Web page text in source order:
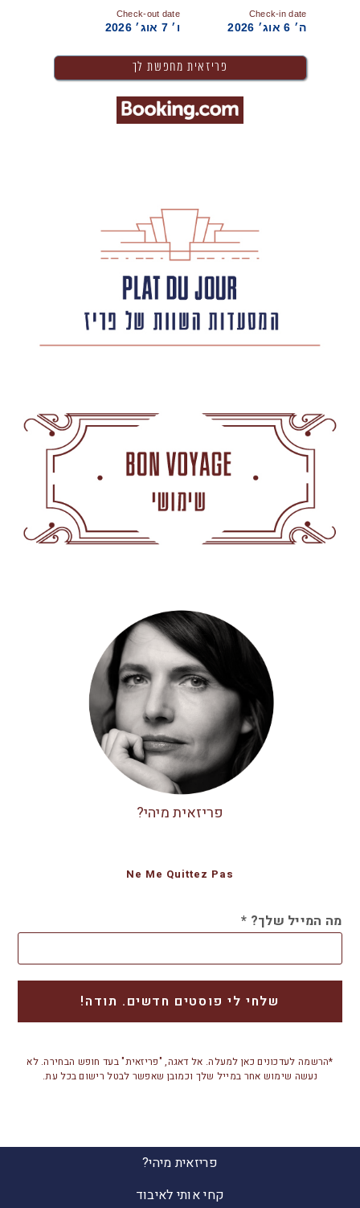
Check-in date
ה׳ 6 אוג׳ 2026
Check-out date
ו׳ 7 אוג׳ 2026
פריזאית מיהי?
Ne Me Quittez Pas
מה המייל שלך? *
*הרשמה לעדכונים כאן למעלה. אל דאגה, "פריזאית" בעד חופש הבחירה. לא
נעשה שימוש אחר במייל שלך וכמובן שאפשר לבטל רישום בכל עת.
פריזאית מיהי?
קחי אותי לאיבוד